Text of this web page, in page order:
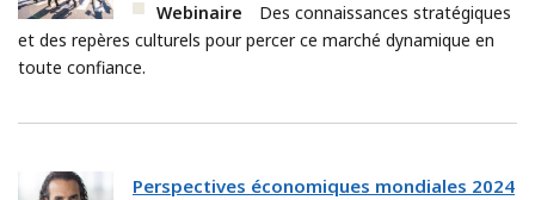
Webinaire
Des connaissances stratégiques
et des repères culturels pour percer ce marché dynamique en
toute confiance.
Perspectives économiques mondiales 2024